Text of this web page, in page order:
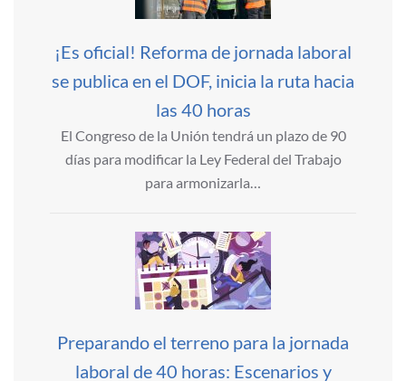
¡Es oficial! Reforma de jornada laboral
se publica en el DOF, inicia la ruta hacia
las 40 horas
El Congreso de la Unión tendrá un plazo de 90
días para modificar la Ley Federal del Trabajo
para armonizarla…
Preparando el terreno para la jornada
laboral de 40 horas: Escenarios y